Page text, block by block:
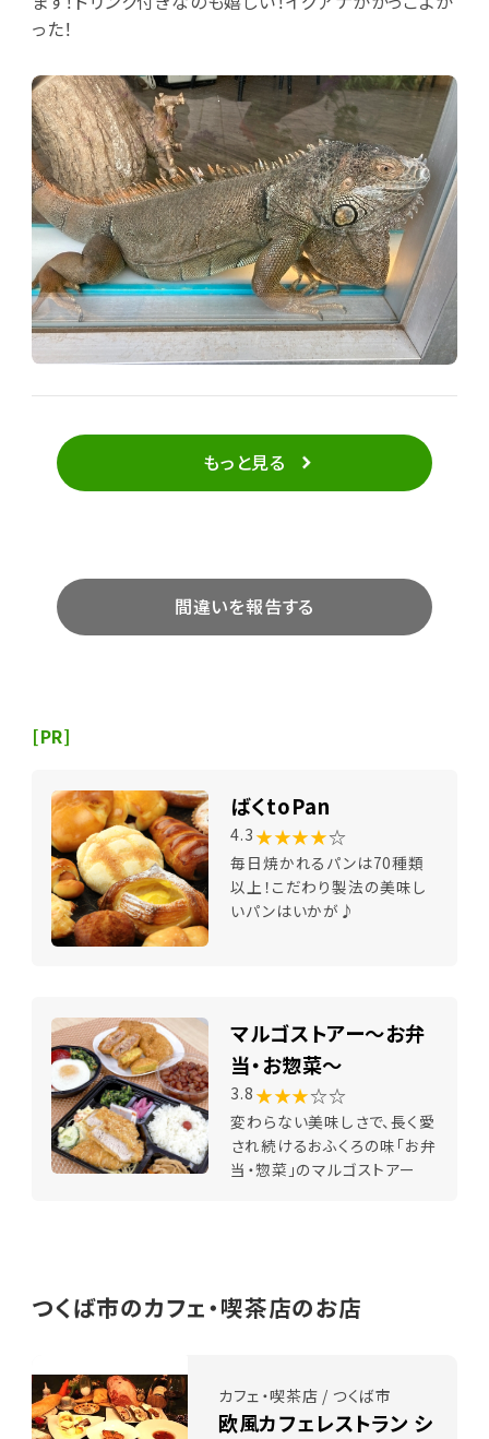
った！
もっと見る
間違いを報告する
[PR]
ばくtoPan
4.3 ★★★★☆
毎日焼かれるパンは70種類
以上！こだわり製法の美味し
いパンはいかが♪
マルゴストアー～お弁
当・お惣菜～
3.8 ★★★☆☆
変わらない美味しさで、長く愛
され続けるおふくろの味「お弁
当・惣菜」のマルゴストアー
つくば市のカフェ・喫茶店のお店
カフェ・喫茶店 / つくば市
欧風カフェレストラン シ